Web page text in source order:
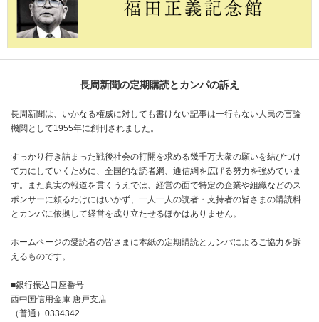
長周新聞の定期購読とカンパの訴え
長周新聞は、いかなる権威に対しても書けない記事は一行もない人民の言論
機関として1955年に創刊されました。
すっかり行き詰まった戦後社会の打開を求める幾千万大衆の願いを結びつけ
て力にしていくために、全国的な読者網、通信網を広げる努力を強めていま
す。また真実の報道を貫くうえでは、経営の面で特定の企業や組織などのス
ポンサーに頼るわけにはいかず、一人一人の読者・支持者の皆さまの購読料
とカンパに依拠して経営を成り立たせるほかはありません。
ホームページの愛読者の皆さまに本紙の定期購読とカンパによるご協力を訴
えるものです。
■銀行振込口座番号
西中国信用金庫 唐戸支店
（普通）0334342